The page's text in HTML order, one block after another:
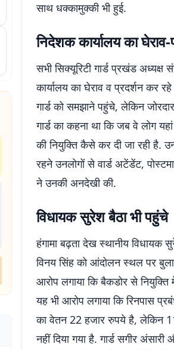
साथ धक्कामुक्की भी हुई.
निदेशक कार्यालय का घेराव-
सभी सिक्यूरिटी गार्ड प्रखंड
कार्यालय का घेराव व प्रदर्शन कर
गार्ड को समझाने पहुंचे, लेकिन
गार्ड का कहना था कि जब वे लोग
की नियुक्ति कैसे कर दी जा रही है.
रहने उनलोगों से वार्ड अटेंडेंट,
ने उनकी अनदेखी की.
विधायक सुरेश बैठा भी पहुंचे
हंगामा बढ़ता देख स्थानीय विधायक
विनय सिंह को आंदोलन स्थल पर
आरोप लगाया कि बैकडोर से नियुक्ति
यह भी आरोप लगाया कि रिनपास
का वेतन 22 हजार रुपये है, लेकिन
नहीं दिया गया है. गार्ड सगीर